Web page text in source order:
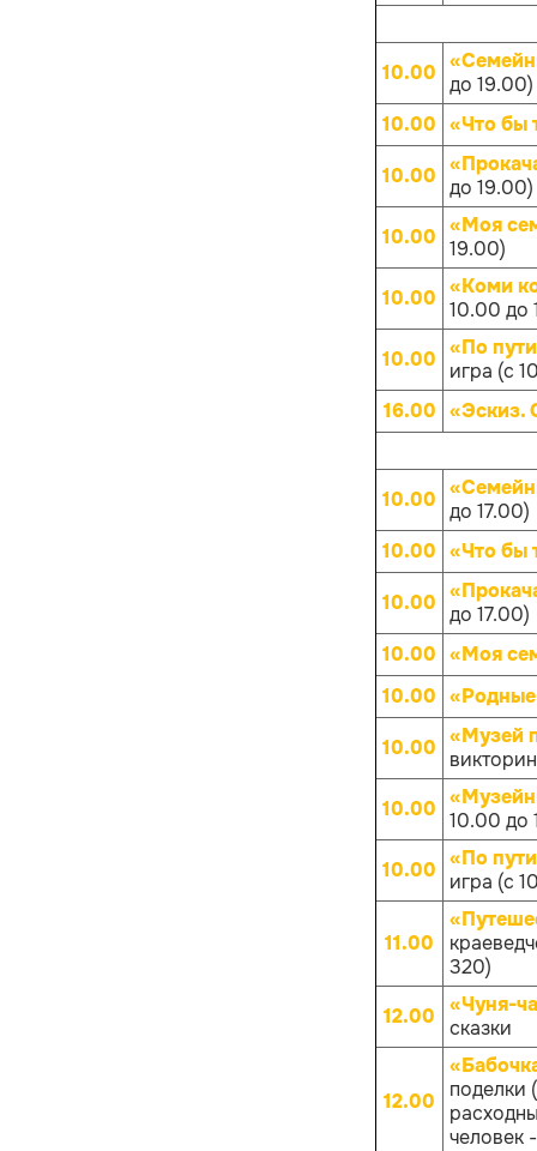
10.00 до 19.00)
10.00 «Что бы
10.00 до 19.00)
10.00 «Моя
19.00)
10.00 «Коми
10.00 до
10.00 «По
игра (с
16.00 «Эскиз.
10.00 до 17.00)
10.00 «Что бы
10.00 до 17.00)
10.00 «Моя
10.00
10.00 «Музей
10.00 10.00 до
10.00 «По
игра (с
11.00
320)
12.00
«Чуня-
сказки
12.00
поделки
человек